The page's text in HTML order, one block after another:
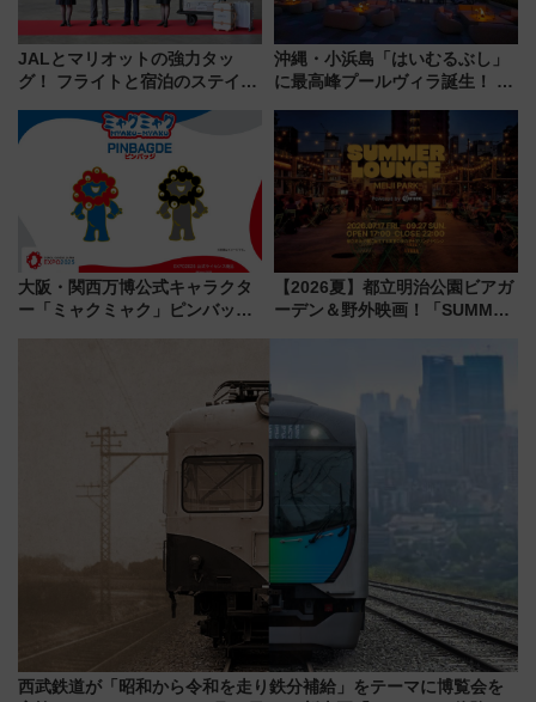
JALとマリオットの強力タッ
グ！ フライトと宿泊のステイタ
上級会員資格を効率よく獲得す
る方法を解説
沖縄・小浜島「はいむるぶし」
に最高峰プールヴィラ誕生！ 石
美旅「何もしない贅沢」を体験
してみない？
大阪・関西万博公式キャラクタ
ー「ミャクミャク」ピンバッジ
【2026夏】都立明治公園ビアガ
ーデン＆野外映画！「SUMMER
ケジュール 夜風とビール、映画
西武鉄道が「昭和から令和を走り鉄分補給」をテーマに博覧会を